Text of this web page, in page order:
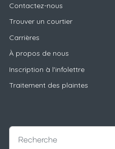
Contactez-nous
Trouver un courtier
Carrières
À propos de nous
Inscription à l'infolettre
Traitement des plaintes